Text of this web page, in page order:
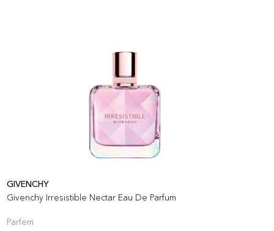
GIVENCHY
Givenchy Irresistible Nectar Eau De Parfum
Parfem